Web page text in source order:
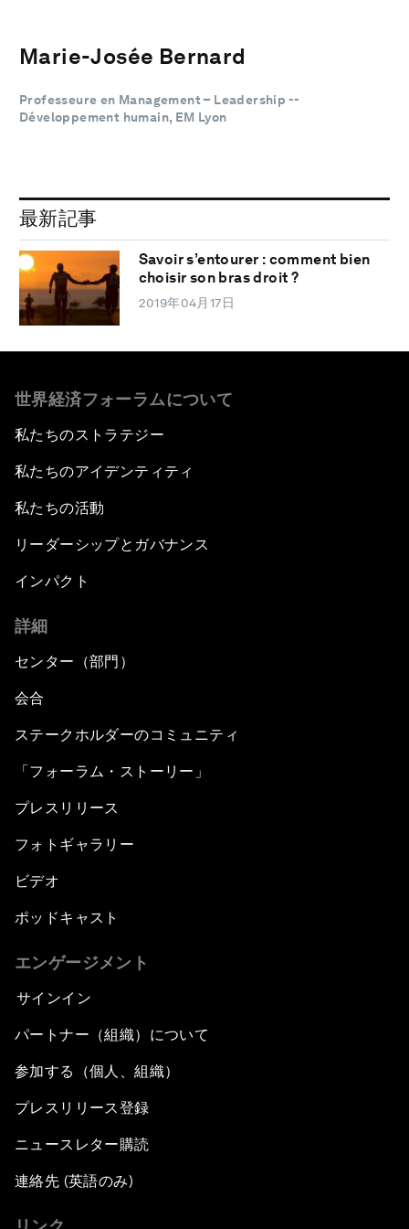
Marie-Josée Bernard
Professeure en Management – Leadership --
Développement humain, EM Lyon
最新記事
Savoir s’entourer : comment bien
choisir son bras droit ?
2019年04月17日
世界経済フォーラムについて
私たちのストラテジー
私たちのアイデンティティ
私たちの活動
リーダーシップとガバナンス
インパクト
詳細
センター（部門）
会合
ステークホルダーのコミュニティ
「フォーラム・ストーリー」
プレスリリース
フォトギャラリー
ビデオ
ポッドキャスト
エンゲージメント
サインイン
パートナー（組織）について
参加する（個人、組織）
プレスリリース登録
ニュースレター購読
連絡先 (英語のみ)